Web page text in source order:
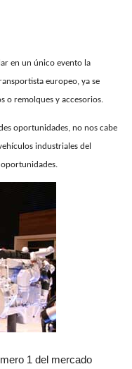
en un único evento la
europeo, ya se
o remolques y accesorios.
oportunidades, no nos cabe
industriales del
1 del mercado